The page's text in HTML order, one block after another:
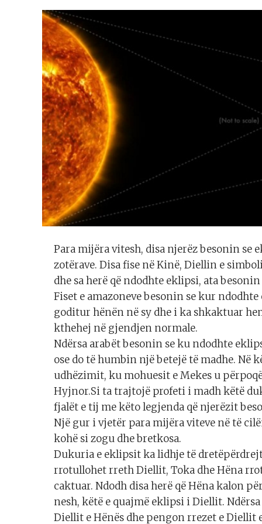
Para mijëra vitesh, disa njerëz besonin
zotërave. Disa fise në Kinë, Diellin e
dhe sa herë që ndodhte eklipsi, ata
Fiset e amazoneve besonin se kur
goditur hënën në sy dhe i ka shkaktuar
kthehej në gjendjen normale.
Ndërsa arabët besonin se ku ndodhte
ose do të humbin një betejë të madhe. Në
udhëzimit, ku mohuesit e Mekes u
Hyjnor.Si ta trajtojë profeti i madh këtë
fjalët e tij me këto legjenda që njerëzit
Një gur i vjetër para mijëra viteve në të
kohë si zogu dhe bretkosa.
Dukuria e eklipsit ka lidhje të
rrotullohet rreth Diellit, Toka dhe Hëna
caktuar. Ndodh disa herë që Hëna kalon
nesh, këtë e quajmë eklipsi i Diellit.
Diellit e Hënës dhe pengon rrezet e Diellit